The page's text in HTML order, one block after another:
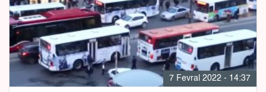
7 Fevral 2022 - 14:37